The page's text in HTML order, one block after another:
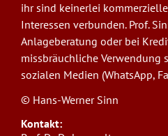
ihr sind keinerlei
Interessen verbunden. Prof.
Anlageberatung oder bei
missbräuchliche Verwendung
sozialen Medien (WhatsApp,
© Hans-Werner Sinn
Kontakt: